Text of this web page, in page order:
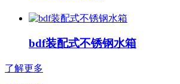
bdf装配式不锈钢水箱
了解更多